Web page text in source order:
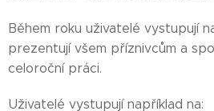
Během roku uživatelé vystupují
prezentují všem příznivcům a
celoroční práci.
Uživatelé vystupují například na: